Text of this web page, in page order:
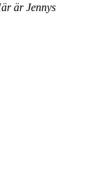
är Jennys